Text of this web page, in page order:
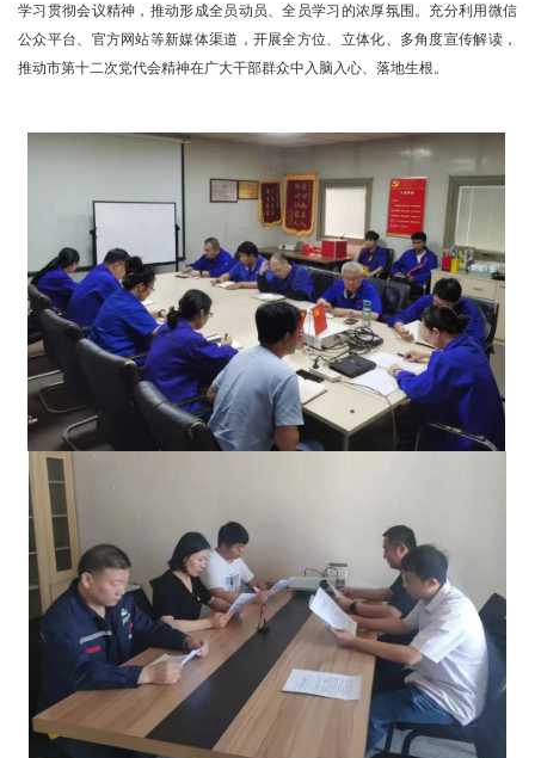
学习贯彻会议精神，推动形成全员动员、全员学习的浓厚氛围。充分利用微信
公众平台、官方网站等新媒体渠道，开展全方位、立体化、多角度宣传解读，
推动市第十二次党代会精神在广大干部群众中入脑入心、落地生根。